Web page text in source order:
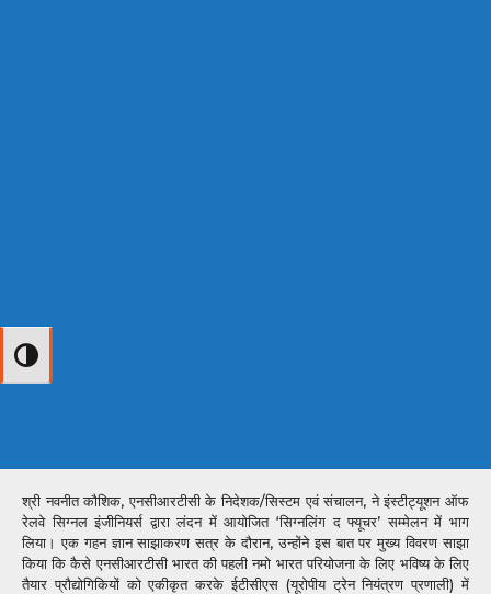
Toggle High Contrast
श्री नवनीत कौशिक, एनसीआरटीसी के निदेशक/सिस्टम एवं संचालन, ने इंस्टीट्यूशन ऑफ
रेलवे सिग्नल इंजीनियर्स द्वारा लंदन में आयोजित ‘सिग्नलिंग द फ्यूचर’ सम्मेलन में भाग
लिया। एक गहन ज्ञान साझाकरण सत्र के दौरान, उन्होंने इस बात पर मुख्य विवरण साझा
किया कि कैसे एनसीआरटीसी भारत की पहली नमो भारत परियोजना के लिए भविष्य के लिए
तैयार प्रौद्योगिकियों को एकीकृत करके ईटीसीएस (यूरोपीय ट्रेन नियंत्रण प्रणाली) में